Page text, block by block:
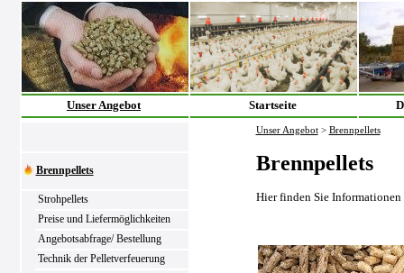
Unser Angebot Startseite
Brennpellets
Strohpellets
Preise und Liefermöglichkeiten
Angebotsabfrage/ Bestellung
Technik der Pelletverfeuerung
Unser Angebot > Brennpellets
Brennpellets
Hier finden Sie Informationen